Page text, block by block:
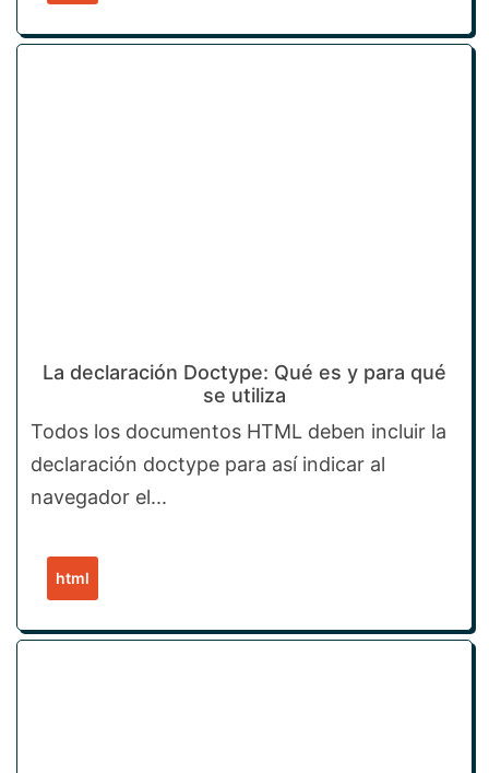
La declaración Doctype: Qué es y para qué
se utiliza
Todos los documentos HTML deben incluir la
declaración doctype para así indicar al
navegador el...
html